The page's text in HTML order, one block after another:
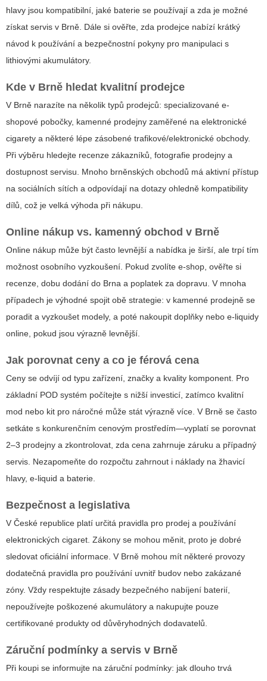
hlavy jsou kompatibilní, jaké baterie se používají a zda je možné
získat servis v Brně. Dále si ověřte, zda prodejce nabízí krátký
návod k používání a bezpečnostní pokyny pro manipulaci s
lithiovými akumulátory.
Kde v Brně hledat kvalitní prodejce
V Brně narazíte na několik typů prodejců: specializované e-
shopové pobočky, kamenné prodejny zaměřené na elektronické
cigarety a některé lépe zásobené trafikové/elektronické obchody.
Při výběru hledejte recenze zákazníků, fotografie prodejny a
dostupnost servisu. Mnoho brněnských obchodů má aktivní přístup
na sociálních sítích a odpovídají na dotazy ohledně kompatibility
dílů, což je velká výhoda při nákupu.
Online nákup vs. kamenný obchod v Brně
Online nákup může být často levnější a nabídka je širší, ale trpí tím
možnost osobního vyzkoušení. Pokud zvolíte e-shop, ověřte si
recenze, dobu dodání do Brna a poplatek za dopravu. V mnoha
případech je výhodné spojit obě strategie: v kamenné prodejně se
poradit a vyzkoušet modely, a poté nakoupit doplňky nebo e-liquidy
online, pokud jsou výrazně levnější.
Jak porovnat ceny a co je férová cena
Ceny se odvíjí od typu zařízení, značky a kvality komponent. Pro
základní POD systém počítejte s nižší investicí, zatímco kvalitní
mod nebo kit pro náročné může stát výrazně více. V Brně se často
setkáte s konkurenčním cenovým prostředím—vyplatí se porovnat
2–3 prodejny a zkontrolovat, zda cena zahrnuje záruku a případný
servis. Nezapomeňte do rozpočtu zahrnout i náklady na žhavicí
hlavy, e-liquid a baterie.
Bezpečnost a legislativa
V České republice platí určitá pravidla pro prodej a používání
elektronických cigaret. Zákony se mohou měnit, proto je dobré
sledovat oficiální informace. V Brně mohou mít některé provozy
dodatečná pravidla pro používání uvnitř budov nebo zakázané
zóny. Vždy respektujte zásady bezpečného nabíjení baterií,
nepoužívejte poškozené akumulátory a nakupujte pouze
certifikované produkty od důvěryhodných dodavatelů.
Záruční podmínky a servis v Brně
Při koupi se informujte na záruční podmínky: jak dlouho trvá